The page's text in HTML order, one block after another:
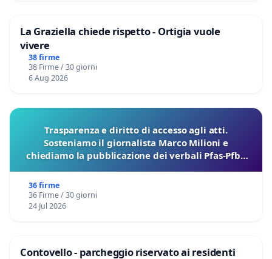
La Graziella chiede rispetto - Ortigia vuole
vivere
38 firme
38 Firme / 30 giorni
6 Aug 2026
Trasparenza e diritto di accesso agli atti.
Sosteniamo il giornalista Marco Milioni e
chiediamo la pubblicazione dei verbali Pfas-Pfba
36 firme
36 Firme / 30 giorni
24 Jul 2026
Contovello - parcheggio riservato ai residenti